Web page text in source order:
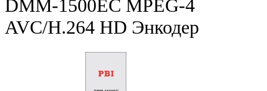
DMM-1500EC MPEG-4
AVC/H.264 HD Энкодер